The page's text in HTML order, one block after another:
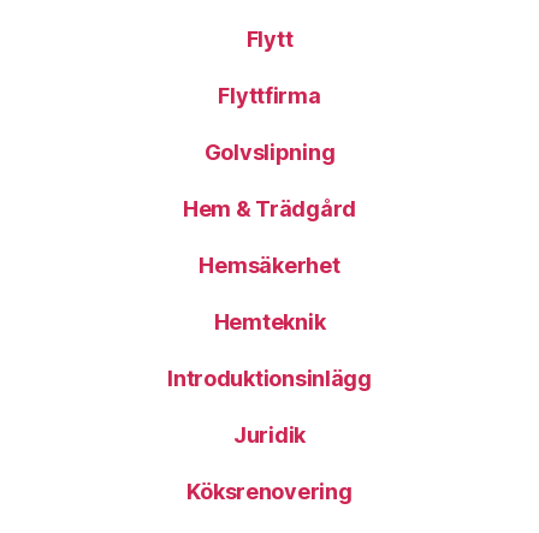
Flytt
Flyttfirma
Golvslipning
Hem & Trädgård
Hemsäkerhet
Hemteknik
Introduktionsinlägg
Juridik
Köksrenovering